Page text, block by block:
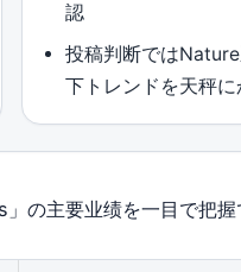
認
投稿判断では
下トレンドを天秤に
主要业绩を一目で把握